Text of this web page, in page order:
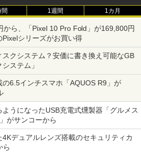
間 1週間 1カ月
から、「Pixel 10 Pro Fold」が169,800円
シリーズがお買い得
クシステム？安価に書き換え可能なGB
ステム」
6.5インチスマホ「AQUOS R9」が
うになったUSB充電式燻製器「グルメス
がサンコーから
デュアルレンズ搭載のセキュリティカ
ら